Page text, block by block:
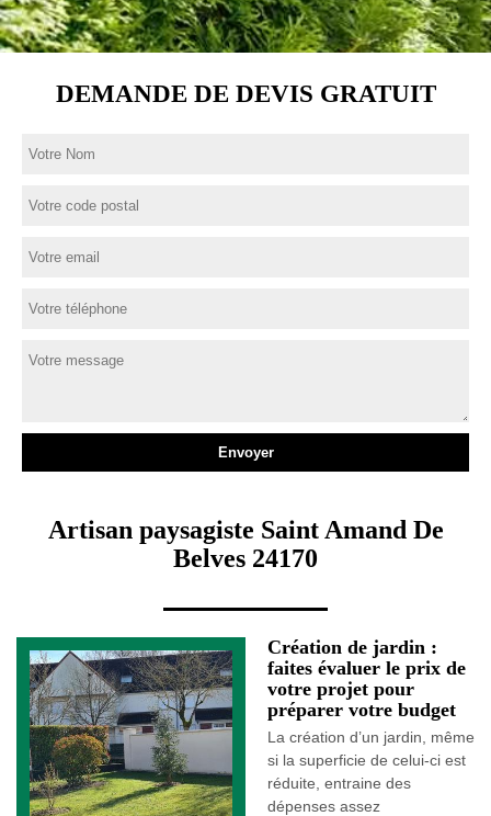
DEMANDE DE DEVIS GRATUIT
Artisan paysagiste Saint Amand De
Belves 24170
Création de jardin :
faites évaluer le prix de
votre projet pour
préparer votre budget
La création d’un jardin, même
si la superficie de celui-ci est
réduite, entraine des
dépenses assez